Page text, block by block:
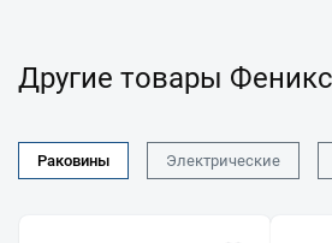
Другие товары
Раковины Электрические